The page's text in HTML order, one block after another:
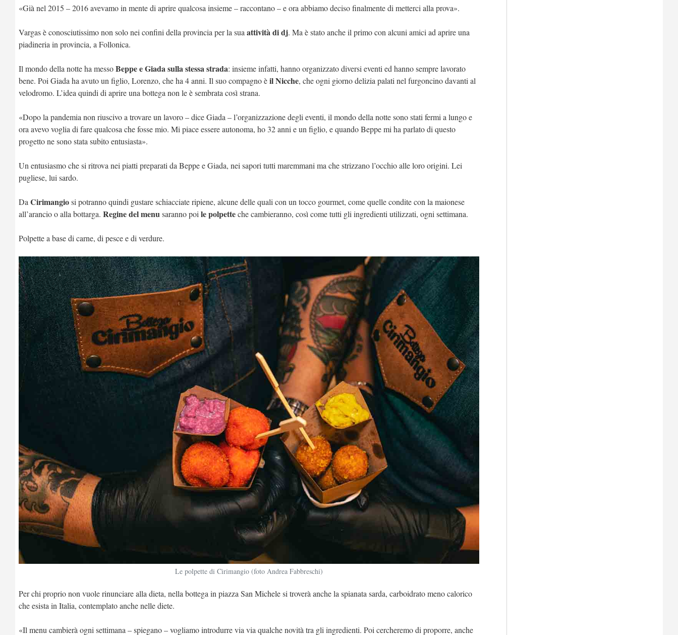
«Già nel 2015 – 2016 avevamo in mente di aprire qualcosa insieme – raccontano – e ora abbiamo deciso finalmente di metterci alla prova».
Vargas è conosciutissimo non solo nei confini della provincia per la sua attività di dj. Ma è stato anche il primo con alcuni amici ad aprire una
piadineria in provincia, a Follonica.
Il mondo della notte ha messoBeppe e Giada sulla stessa strada: insieme infatti, hanno organizzato diversi eventi ed hanno sempre lavorato
bene. Poi Giada ha avuto un figlio, Lorenzo, che ha 4 anni. Il suo compagno èil Nicche, che ogni giorno delizia palati nel furgoncino davanti al
velodromo. L’idea quindi di aprire una bottega non le è sembrata così strana.
«Dopo la pandemia non riuscivo a trovare un lavoro – dice Giada – l’organizzazione degli eventi, il mondo della notte sono stati fermi a lungo e
ora avevo voglia di fare qualcosa che fosse mio. Mi piace essere autonoma, ho 32 anni e un figlio, e quando Beppe mi ha parlato di questo
progetto ne sono stata subito entusiasta».
Un entusiasmo che si ritrova nei piatti preparati da Beppe e Giada, nei sapori tutti maremmani ma che strizzano l’occhio alle loro origini. Lei
pugliese, lui sardo.
Da Cirimangiosi potranno quindi gustare schiacciate ripiene, alcune delle quali con un tocco gourmet, come quelle condite con la maionese
all’arancio o alla bottarga. Regine del menusaranno poi le polpetteche cambieranno, così come tutti gli ingredienti utilizzati, ogni settimana.
Polpette a base di carne, di pesce e di verdure.
Le polpette di Cirimangio (foto Andrea Fabbreschi)
Per chi proprio non vuole rinunciare alla dieta, nella bottega in piazza San Michele si troverà anche la spianata sarda, carboidrato meno calorico
che esista in Italia, contemplato anche nelle diete.
«Il menu cambierà ogni settimana – spiegano – vogliamo introdurre via via qualche novità tra gli ingredienti. Poi cercheremo di proporre, anche